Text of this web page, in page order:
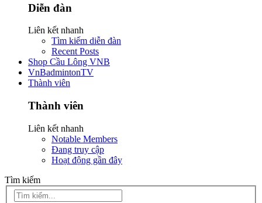
Diễn đàn
Liên kết nhanh
Tìm kiếm diễn đàn
Recent Posts
Shop Cầu Lông VNB
VnBadmintonTV
Thành viên
Thành viên
Liên kết nhanh
Notable Members
Đang truy cập
Hoạt động gần đây
Tìm kiếm